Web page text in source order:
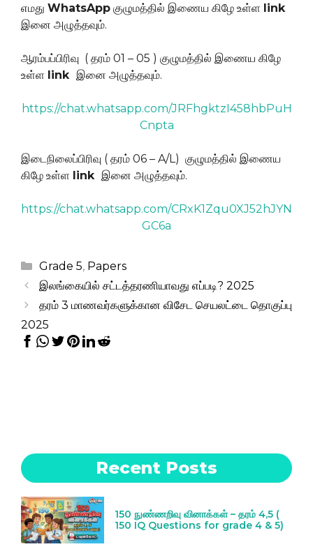
எமது WhatsApp குழுமத்தில் இணைய கிழே உள்ள link
இனை அழுத்தவும்.
ஆரம்பப்பிரிவு ( தரம் 01 – 05 ) குழுமத்தில் இணைய கிழே
உள்ள link இனை அழுத்தவும்.
https://chat.whatsapp.com/JRFhgktzI458hbPuH
Cnpta
இடைநிலைப்பிரிவு ( தரம் 06 – A/L) குழுமத்தில் இணைய
கிழே உள்ள link இனை அழுத்தவும்.
https://chat.whatsapp.com/CRxK1Zqu0XJ52hJYN
GC6a
Categories
Grade 5, Papers
இலங்கையில் சட்டத்தரணியாவது எப்படி? 2025
தரம் 3 மாணவர்களுக்கான விசேட செயலட்டை தொகுப்பு
2025
Recent Posts
150 நுண்ணறிவு வினாக்கள் – தரம் 4,5 (
150 IQ Questions for grade 4 & 5)